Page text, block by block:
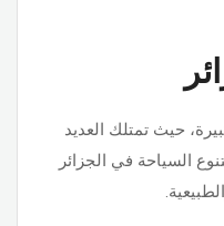
حيث تمتلك العديد
السياحة في الجزائر